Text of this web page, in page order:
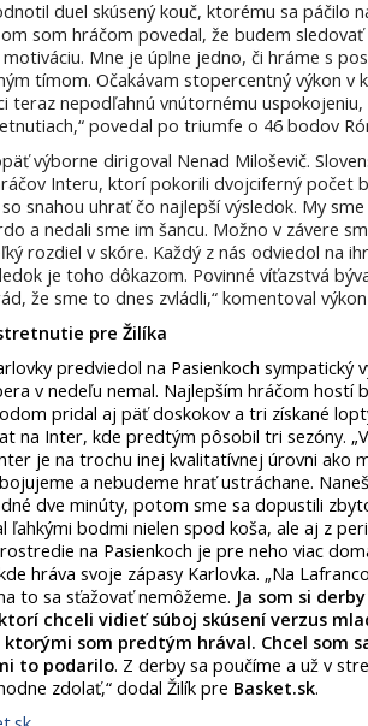
duel skúsený kouč, ktorému sa páčilo
som hráčom povedal, že budem
motiváciu. Mne je úplne jedno, či hráme s
tímom. Očakávam stopercentný výkon v
teraz nepodľahnú vnútornému
povedal po triumfe o 46 bodov
výborne dirigoval Nenad Miloševič.
Interu, ktorí pokorili dvojciferný počet
snahou uhrať čo najlepší výsledok. My
a nedali sme im šancu. Možno v závere
rozdiel v skóre. Každý z nás odviedol na
je toho dôkazom. Povinné víťazstvá
že sme to dnes zvládli,“ komentoval
pre Žilíka
predviedol na Pasienkoch sympatický
v nedeľu nemal. Najlepším hráčom hostí
pridal aj päť doskokov a tri získané
na Inter, kde predtým pôsobil tri sezóny.
je na trochu inej kvalitatívnej úrovni ako
a nebudeme hrať ustráchane.
dve minúty, potom sme sa dopustili
ľahkými bodmi nielen spod koša, ale aj z
na Pasienkoch je pre neho viac
hráva svoje zápasy Karlovka. „Na
to sa sťažovať nemôžeme. Ja som si
chceli vidieť súboj skúsení verzus
ktorými som predtým hrával. Chcel som
to podarilo. Z derby sa poučíme a už v
zdolať,“ dodal Žilík pre Basket.sk.